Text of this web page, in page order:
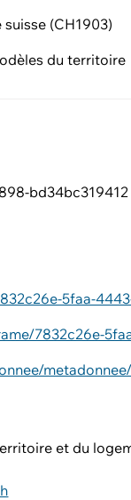
(CH1903)
du territoire
bd34bc319412
5faa-
7832c26e-
et du